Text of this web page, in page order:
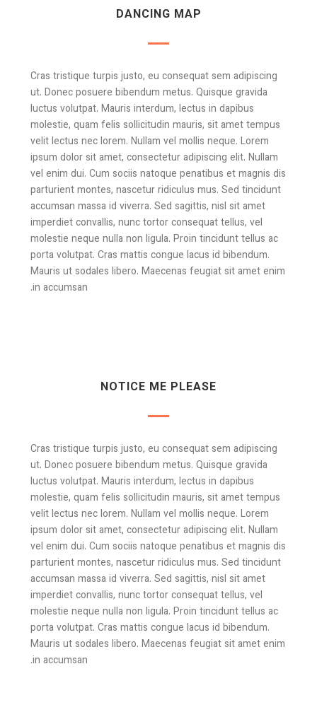
DANCING MAP
Cras tristique turpis justo, eu consequat sem adipiscing
ut. Donec posuere bibendum metus. Quisque gravida
luctus volutpat. Mauris interdum, lectus in dapibus
molestie, quam felis sollicitudin mauris, sit amet tempus
velit lectus nec lorem. Nullam vel mollis neque. Lorem
ipsum dolor sit amet, consectetur adipiscing elit. Nullam
vel enim dui. Cum sociis natoque penatibus et magnis dis
parturient montes, nascetur ridiculus mus. Sed tincidunt
accumsan massa id viverra. Sed sagittis, nisl sit amet
imperdiet convallis, nunc tortor consequat tellus, vel
molestie neque nulla non ligula. Proin tincidunt tellus ac
porta volutpat. Cras mattis congue lacus id bibendum.
Mauris ut sodales libero. Maecenas feugiat sit amet enim
in accumsan.
NOTICE ME PLEASE
Cras tristique turpis justo, eu consequat sem adipiscing
ut. Donec posuere bibendum metus. Quisque gravida
luctus volutpat. Mauris interdum, lectus in dapibus
molestie, quam felis sollicitudin mauris, sit amet tempus
velit lectus nec lorem. Nullam vel mollis neque. Lorem
ipsum dolor sit amet, consectetur adipiscing elit. Nullam
vel enim dui. Cum sociis natoque penatibus et magnis dis
parturient montes, nascetur ridiculus mus. Sed tincidunt
accumsan massa id viverra. Sed sagittis, nisl sit amet
imperdiet convallis, nunc tortor consequat tellus, vel
molestie neque nulla non ligula. Proin tincidunt tellus ac
porta volutpat. Cras mattis congue lacus id bibendum.
Mauris ut sodales libero. Maecenas feugiat sit amet enim
in accumsan.